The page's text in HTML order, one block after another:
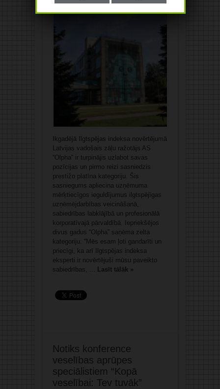
16/12/2024 Rakstīt komentāru
Ikgadējā Ilgtspējas indeksa novērtējumā
Latvijas vadošais zāļu ražotājs AS
“Olpha” ir turpinājis uzlabot savas
pozīcijas un pirmo reizi sasniedzis
prestižo platīna kategoriju. Šis
sasniegums apliecina uzņēmuma
mērķtiecīgos ieguldījumus ilgtspējīgas
uzņēmējdarbības veicināšanā,
sabiedrības labklājībā un profesionālā
korporatīvajā pārvaldībā. Iepriekšējos
divus gadus “Olpha” saņēma zelta
kategoriju. “Mēs esam ļoti gandarīti un
priecīgi, ka arī Ilgtspējas indeksa
eksperti ir novērtējuši mūsu paveikto
sabiedrības, ... Lasīt tālāk »
Notiks konference
veselības aprūpes
speciālistiem “Kopā
veselībai: Tev tuvāk”